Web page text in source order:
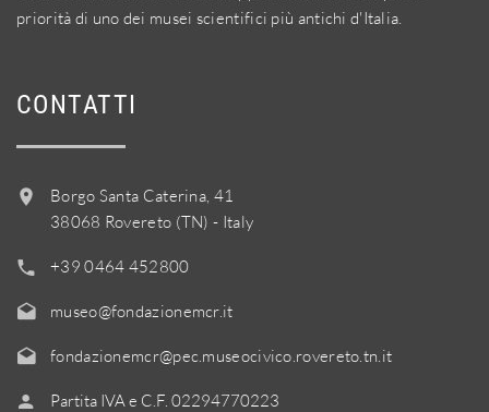
priorità di uno dei musei scientifici più antichi d'Italia.
CONTATTI
Borgo Santa Caterina, 41
38068 Rovereto (TN) - Italy
+39 0464 452800
museo@fondazionemcr.it
fondazionemcr@pec.museocivico.rovereto.tn.it
Partita IVA e C.F. 02294770223